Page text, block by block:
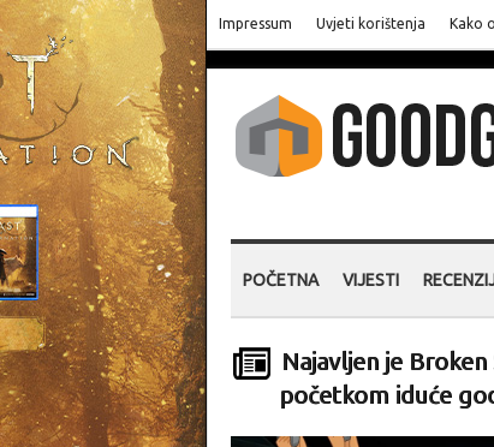
Impressum Uvjeti korištenja Kako
POČETNA VIJESTI
Najavljen je
početkom iduće